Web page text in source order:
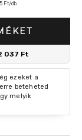
5 Ft/db
037 Ft
ezeket a
beteheted
melyik